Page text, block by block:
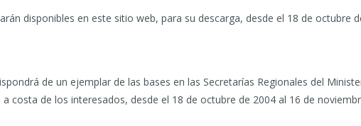
disponibles en este sitio web, para su descarga, desde el 18 de octubre
de un ejemplar de las bases en las Secretarías Regionales del
costa de los interesados, desde el 18 de octubre de 2004 al 16 de